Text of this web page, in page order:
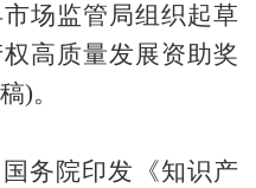
场监管局组织起草
高质量发展资助奖
)。
国务院印发《知识产